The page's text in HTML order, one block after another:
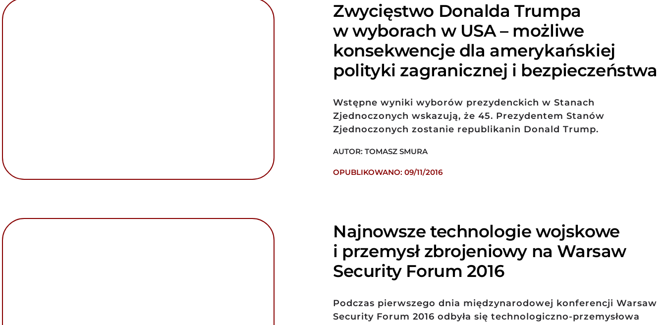
Zwycięstwo Donalda Trumpa
w wyborach w USA – możliwe
konsekwencje dla amerykańskiej
polityki zagranicznej i bezpieczeństwa
Wstępne wyniki wyborów prezydenckich w Stanach
Zjednoczonych wskazują, że 45. Prezydentem Stanów
Zjednoczonych zostanie republikanin Donald Trump.
AUTOR: TOMASZ SMURA
OPUBLIKOWANO: 09/11/2016
Najnowsze technologie wojskowe
i przemysł zbrojeniowy na Warsaw
Security Forum 2016
Podczas pierwszego dnia międzynarodowej konferencji Warsaw
Security Forum 2016 odbyła się technologiczno-przemysłowa